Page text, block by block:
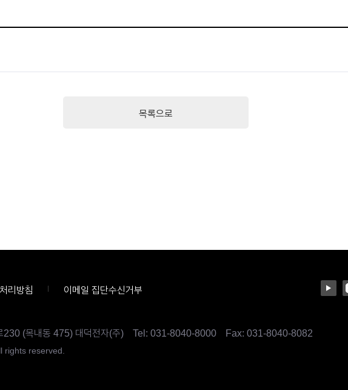
목록으로
리방침 이메일 집단수신거부
230 (목내동 475) 대덕전자(주) Tel: 031-8040-8000 Fax: 031-8040-8082
rights reserved.